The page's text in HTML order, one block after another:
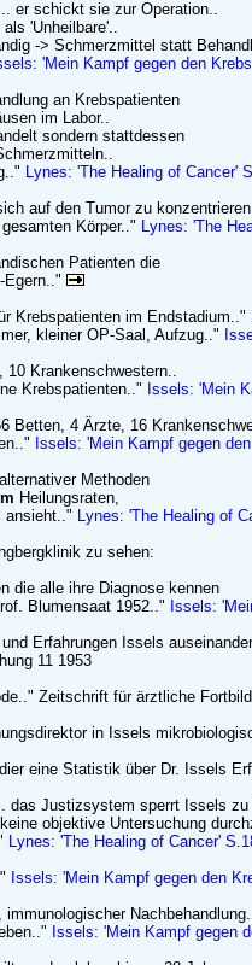
er schickt sie zur Operation..
'Unheilbare'..
-> Schmerzmittel statt
'Mein Kampf gegen den
an Krebspatienten
im Labor..
sondern stattdessen
Lynes: 'The Healing of Cancer'
auf den Tumor zu
Körper.." Lynes: 'The
Patienten die
Egern.."
Krebspatienten im Endstadium.."
kleiner OP-Saal, Aufzug.."
10 Krankenschwestern..
Krebspatienten.."
Issels: 'Mein
Betten, 4 Ärzte, 16
Issels: 'Mein Kampf gegen
Methoden
Heilungsraten,
ansieht.." Lynes: 'The Healing of
zu sehen:
die alle ihre Diagnose kennen
Blumensaat 1952.." Issels:
Erfahrungen Issels
11 1953
Zeitschrift für ärztliche
in Issels
eine Statistik über Dr. Issels
das Justizsystem sperrt Issels zu
objektive Untersuchung
Lynes: 'The Healing of Cancer'
Issels: 'Mein Kampf gegen den
Issels: 'Mein Kampf gegen